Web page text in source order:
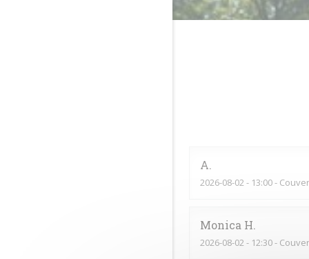
A
2026-08-02 - 13:00 -
Monica H
2026-08-02- 12:30 -